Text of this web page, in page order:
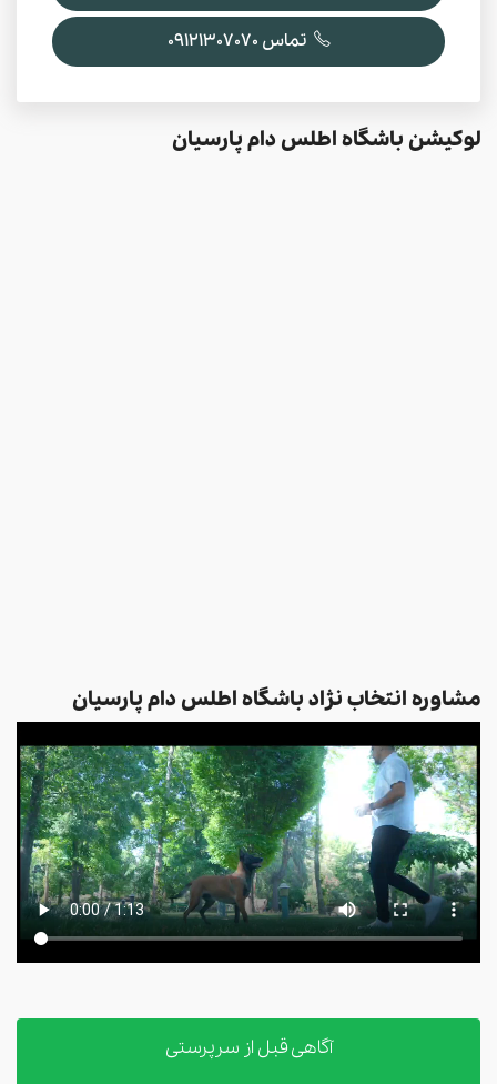
تماس 09121307070
لوکیشن باشگاه اطلس دام پارسیان
مشاوره انتخاب نژاد باشگاه اطلس دام پارسیان
آگاهی قبل از سرپرستی